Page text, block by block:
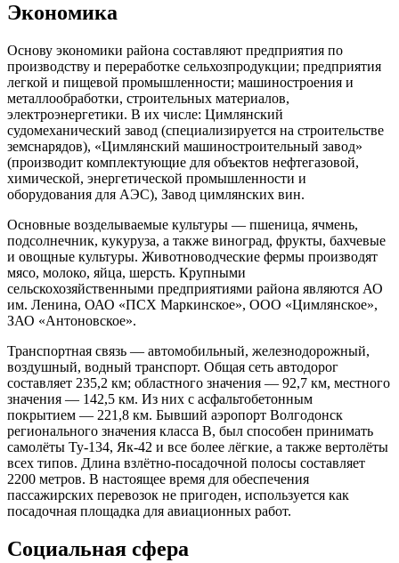
Экономика
Основу экономики района составляют предприятия по
производству и переработке сельхозпродукции; предприятия
легкой и пищевой промышленности; машиностроения и
металлообработки, строительных материалов,
электроэнергетики. В их числе: Цимлянский
судомеханический завод (специализируется на строительстве
земснарядов), «Цимлянский машиностроительный завод»
(производит комплектующие для объектов нефтегазовой,
химической, энергетической промышленности и
оборудования для АЭС), Завод цимлянских вин.
Основные возделываемые культуры — пшеница, ячмень,
подсолнечник, кукуруза, а также виноград, фрукты, бахчевые
и овощные культуры. Животноводческие фермы производят
мясо, молоко, яйца, шерсть. Крупными
сельскохозяйственными предприятиями района являются АО
им. Ленина, ОАО «ПСХ Маркинское», ООО «Цимлянское»,
ЗАО «Антоновское».
Транспортная связь — автомобильный, железнодорожный,
воздушный, водный транспорт. Общая сеть автодорог
составляет 235,2 км; областного значения — 92,7 км, местного
значения — 142,5 км. Из них с асфальтобетонным
покрытием — 221,8 км. Бывший аэропорт Волгодонск
регионального значения класса B, был способен принимать
самолёты Ту-134, Як-42 и все более лёгкие, а также вертолёты
всех типов. Длина взлётно-посадочной полосы составляет
2200 метров. В настоящее время для обеспечения
пассажирских перевозок не пригоден, используется как
посадочная площадка для авиационных работ.
Социальная сфера